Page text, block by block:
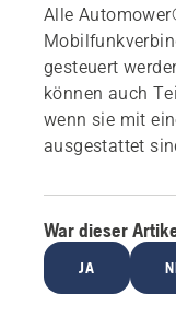
Alle
gesteuert
können auch
wenn sie mit
ausgestattet
War dieser
JA